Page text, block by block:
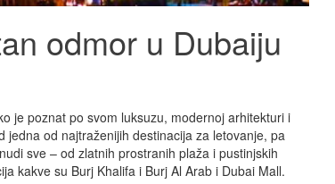
odmor u Dubaiju
je poznat po svom luksuzu, modernoj arhitekturi i
od najtraženijih destinacija za letovanje, pa
sve – od zlatnih prostranih plaža i pustinjskih
kakve su Burj Khalifa i Burj Al Arab i Dubai Mall.